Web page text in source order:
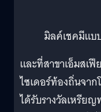
มิลค์เชคมีแบ
และที่สาขาเอ็มสเฟี
ไซเดอร์ท้องถิ่นจาก
ได้รับรางวัลเหรีย